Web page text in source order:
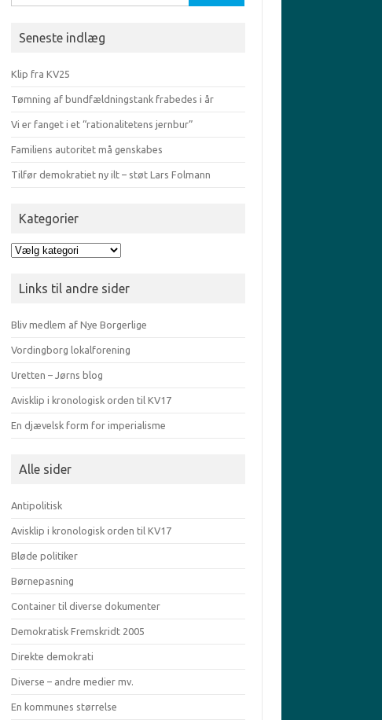
efter:
Seneste indlæg
Klip fra KV25
Tømning af bundfældningstank frabedes i år
Vi er fanget i et “rationalitetens jernbur”
Familiens autoritet må genskabes
Tilfør demokratiet ny ilt – støt Lars Folmann
Kategorier
Kategorier
Links til andre sider
Bliv medlem af Nye Borgerlige
Vordingborg lokalforening
Uretten – Jørns blog
Avisklip i kronologisk orden til KV17
En djævelsk form for imperialisme
Alle sider
Antipolitisk
Avisklip i kronologisk orden til KV17
Bløde politiker
Børnepasning
Container til diverse dokumenter
Demokratisk Fremskridt 2005
Direkte demokrati
Diverse – andre medier mv.
En kommunes størrelse